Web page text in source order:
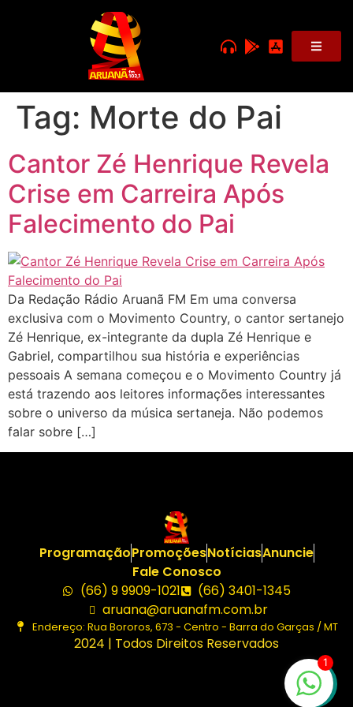
Tag: Morte do Pai
Cantor Zé Henrique Revela
Crise em Carreira Após
Falecimento do Pai
Da Redação Rádio Aruanã FM Em uma conversa
exclusiva com o Movimento Country, o cantor sertanejo
Zé Henrique, ex-integrante da dupla Zé Henrique e
Gabriel, compartilhou sua história e experiências
pessoais A semana começou e o Movimento Country já
está trazendo aos leitores informações interessantes
sobre o universo da música sertaneja. Não podemos
falar sobre […]
ProgramaçãoPromoçõesNotíciasAnuncie
Fale Conosco
(66) 9 9909-1021
(66) 3401-1345
aruana@aruanafm.com.br
Endereço: Rua Bororos, 673 - Centro - Barra do Garças / MT
2024 | Todos Direitos Reservados
1